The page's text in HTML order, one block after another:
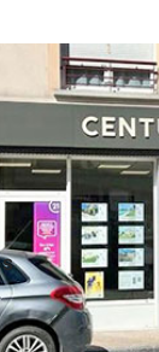
9,2/10
par